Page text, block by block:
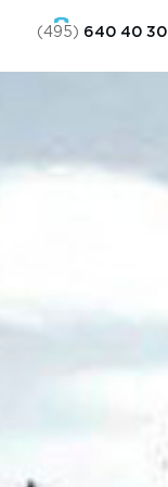
(495) 640 40 30